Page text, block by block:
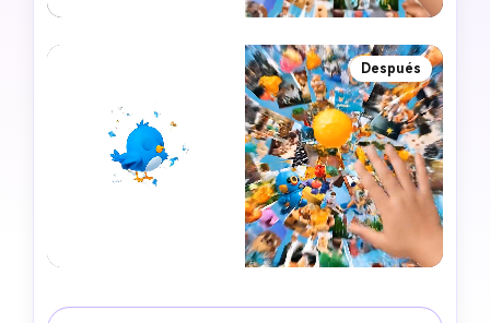
Después